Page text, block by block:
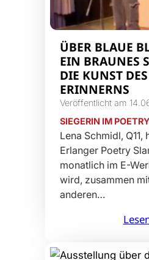
ÜBER BLAUE
EIN BRAUNES
DIE KUNST DES
ERINNERNS
Veröffentlicht am
SIEGERIN IM
Lena Schmidl, Q11,
Erlanger Poetry
monatlich im E-
wird, zusammen
anderen…